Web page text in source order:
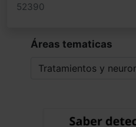
52390
Áreas tematicas